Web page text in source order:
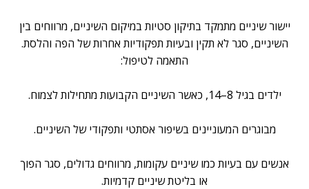
יישור שיניים מתמקד בתיקון סטיות במיקום השיניים, מרווחים בין
השיניים, סגר לא תקין ובעיות תפקודיות אחרות של הפה והלסת.
התאמה לטיפול:
ילדים בגיל 8–14, כאשר השיניים הקבועות מתחילות לצמוח.
מבוגרים המעוניינים בשיפור אסתטי ותפקודי של השיניים.
אנשים עם בעיות כמו שיניים עקומות, מרווחים גדולים, סגר הפוך
או בליטת שיניים קדמיות.